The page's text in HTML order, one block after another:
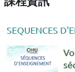
SEQUENCES